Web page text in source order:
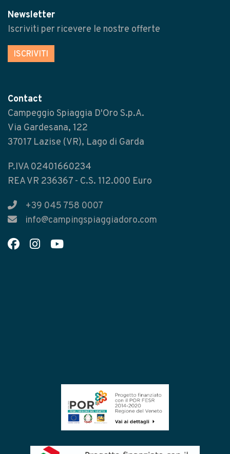
Newsletter
Iscriviti per ricevere le nostre offerte
ISCRIVITI
Contact
Campeggio Spiaggia D'Oro S.p.A.
Via Gardesana, 122
37017 Lazise (VR), Lago di Garda
P.IVA 02401660234
REA VR 236367 - C.S. 112.000 Euro
+39 045 758 0007
info@campingspiaggiadoro.com